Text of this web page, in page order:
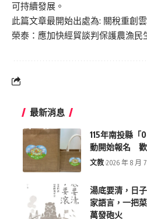
可持續發展。
此篇文章最開始出處為: 關稅重創
榮泰：應加快經貿談判保護農漁民
最新消息
115年南投縣「
動開始報名 歡
文教 2026 年 8 月 7
湯底要清，日
家語言，一把
萬發砲火